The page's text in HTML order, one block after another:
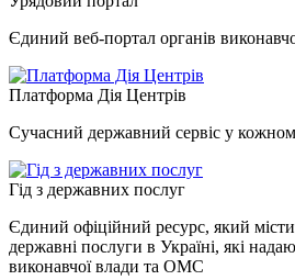
Єдиний веб-портал органів
Платформа Дія Центрів
Сучасний державний сервіс у
Гід з державних послуг
Єдиний офіційний ресурс, який
державні послуги в Україні, які
виконавчої влади та ОМС